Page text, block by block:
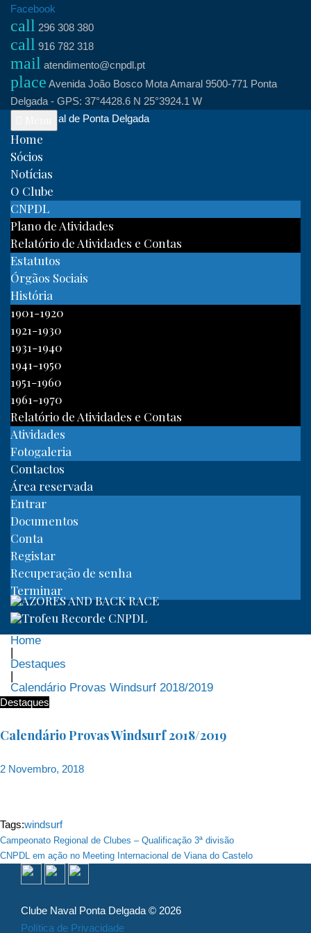
Skip
content
Facebook
call 296 308 380
call 916 782 318
mail atendimento@cnpdl.pt
place Avenida João Bosco Mota Amaral 9500-771 Ponta
Delgada - GPS: 37°4428.6 N 25°3924.1 W
Clube Naval de Ponta Delgada
Home
Sócios
Notícias
O Clube
CNPDL
Plano de Atividades
Relatório de Atividades e Contas
Estatutos
Órgãos Sociais
História
1901-1920
1921-1930
1931-1940
1941-1950
1951-1960
1961-1970
Relatório de Atividades e Contas
Atividades
Fotogaleria
Contactos
Área reservada
Entrar
Documentos
Conta
Registar
Recuperação de senha
Terminar
Home
|
Destaques
|
Calendário Provas Windsurf 2018/2019
Destaques
Calendário Provas Windsurf 2018/2019
2 Novembro, 2018
Tags:windsurf
Navegação
de
artigos
Campeonato Regional de Clubes – Qualificação 3ª divisão
CNPDL em ação no Meeting Internacional de Viana do Castelo
Clube Naval Ponta Delgada © 2026
Política de Privacidade